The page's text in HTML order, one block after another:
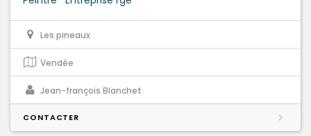
Les pineaux
Vendée
Jean-françois Blanchet
CONTACTER